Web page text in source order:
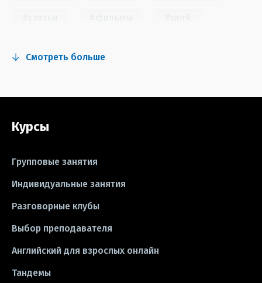
#grammar #writing #упражнения
#песни
#школа #игры
#CV #резюме
#idioms #эссе
Смотреть больше
Курсы
Групповые занятия
Индивидуальные занятия
Разговорные клубы
Выбор преподавателя
Английский для взрослых онлайн
Тандемы